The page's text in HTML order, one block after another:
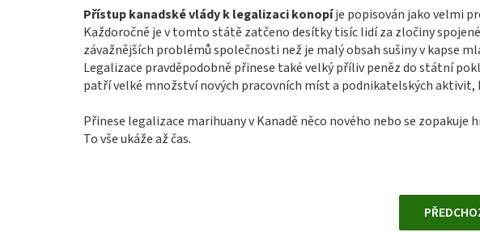
Přístup kanadské vlády k legalizaci konopíje popisován jako velmi
Každoročně je v tomto státě zatčeno desítky tisíc lidí za zločiny
závažnějších problémů společnosti než je malý obsah sušiny v kapse
Legalizace pravděpodobně přinese také velký příliv peněz do státní
patří velké množství nových pracovních míst a podnikatelských aktivit,
Přinese legalizace marihuany v Kanadě něco nového nebo se
To vše ukáže až čas.